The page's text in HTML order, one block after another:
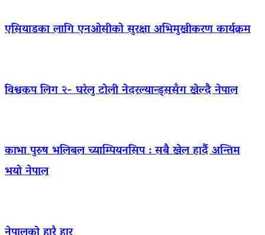
एसियाडका लागि एनओसीको सुरक्षा अभिमुखीकरण कार्यक्रम
विश्वकप लिग २- घरेलु टोली नेदरल्यान्ड्ससँग खेल्दै नेपाल
काभा पुरुष भलिबल च्याम्पियनसिप : सबै खेल हार्दै अन्तिम
भयो नेपाल